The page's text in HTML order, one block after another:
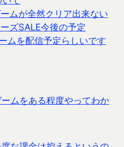
ムが全然クリア出来ない
ズSALE今後の予定
ムを配信予定らしいです
ムをある程度やってわか